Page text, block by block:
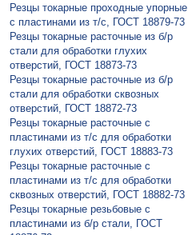
Резцы токарные проходные упорные
с пластинами из т/с, ГОСТ 18879-73
Резцы токарные расточные из б/р
стали для обработки глухих
отверстий, ГОСТ 18873-73
Резцы токарные расточные из б/р
стали для обработки сквозных
отверстий, ГОСТ 18872-73
Резцы токарные расточные с
пластинами из т/с для обработки
глухих отверстий, ГОСТ 18883-73
Резцы токарные расточные с
пластинами из т/с для обработки
сквозных отверстий, ГОСТ 18882-73
Резцы токарные резьбовые с
пластинами из б/р стали, ГОСТ